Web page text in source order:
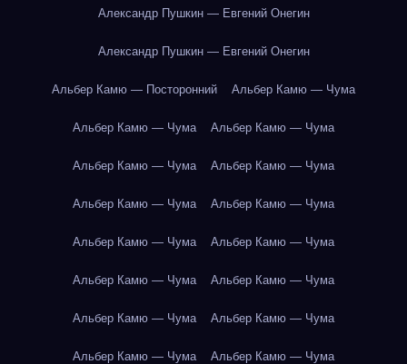
Александр Пушкин — Евгений Онегин
Александр Пушкин — Евгений Онегин
Альбер Камю — Посторонний Альбер Камю — Чума
Альбер Камю — Чума Альбер Камю — Чума
Альбер Камю — Чума Альбер Камю — Чума
Альбер Камю — Чума Альбер Камю — Чума
Альбер Камю — Чума Альбер Камю — Чума
Альбер Камю — Чума Альбер Камю — Чума
Альбер Камю — Чума Альбер Камю — Чума
Альбер Камю — Чума Альбер Камю — Чума